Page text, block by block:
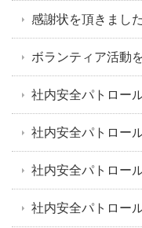
感謝状を頂きまし
ボランティア活動
社内安全パトロー
社内安全パトロー
社内安全パトロー
社内安全パトロー